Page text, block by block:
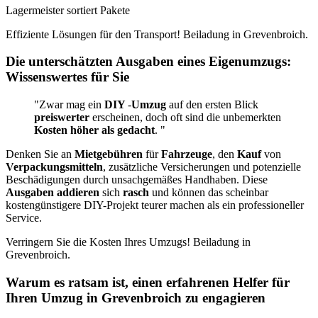
Lagermeister sortiert Pakete
Effiziente Lösungen für den Transport! Beiladung in Grevenbroich.
Die unterschätzten Ausgaben eines Eigenumzugs:
Wissenswertes für Sie
"Zwar mag ein DIY-Umzug auf den ersten Blick
preiswerter erscheinen, doch oft sind die unbemerkten
Kosten höher als gedacht. "
Denken Sie an Mietgebühren fürFahrzeuge, den Kaufvon
Verpackungsmitteln, zusätzliche Versicherungen und potenzielle
Beschädigungen durch unsachgemäßes Handhaben. Diese
Ausgaben addieren sich rasch und können das scheinbar
kostengünstigere DIY-Projekt teurer machen als ein professioneller
Service.
Verringern Sie die Kosten Ihres Umzugs! Beiladung in
Grevenbroich.
Warum es ratsam ist, einen erfahrenen Helfer für
Ihren Umzug in Grevenbroich zu engagieren